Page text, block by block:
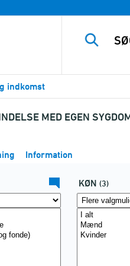
indkomst
MED EGEN
Information
KØN (3)